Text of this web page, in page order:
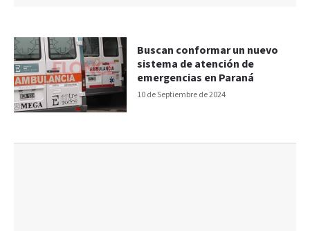
10 de Septiembre de 2024
Buscan conformar un nuevo
sistema de atención de
emergencias en Paraná